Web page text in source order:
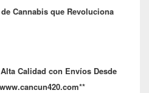
Cannabis que Revoluciona
Calidad con Envíos Desde